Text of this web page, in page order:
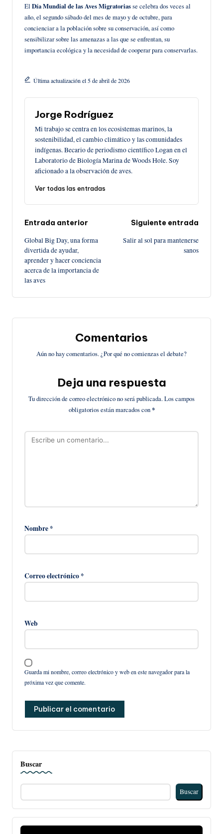
El Día Mundial de las Aves Migratoriasse celebra dos veces al
año, el segundo sábado del mes de mayo y de octubre, para
concienciar a la población sobre su conservación, así como
sensibilizar sobre las amenazas a las que se enfrentan, su
importancia ecológica y la necesidad de cooperar para conservarlas.
Última actualización el 5 de abril de 2026
Jorge Rodríguez
Mi trabajo se centra en los ecosistemas marinos, la
sostenibilidad, el cambio climático y las comunidades
indígenas. Becario de periodismo científico Logan en el
Laboratorio de Biología Marina de Woods Hole. Soy
aficionado a la observación de aves.
Ver todas las entradas
Navegación
de
entradas
Entrada anterior
Global Big Day, una forma
divertida de ayudar,
aprender y hacer conciencia
acerca de la importancia de
las aves
Siguiente entrada
Salir al sol para mantenerse
sanos
Comentarios
Aún no hay comentarios. ¿Por qué no comienzas el debate?
Deja una respuesta
Tu dirección de correo electrónico no será publicada.Los campos
obligatorios están marcados con*
Nombre*
Correo electrónico*
Web
Guarda mi nombre, correo electrónico y web en este navegador para la
próxima vez que comente.
Buscar
Buscar